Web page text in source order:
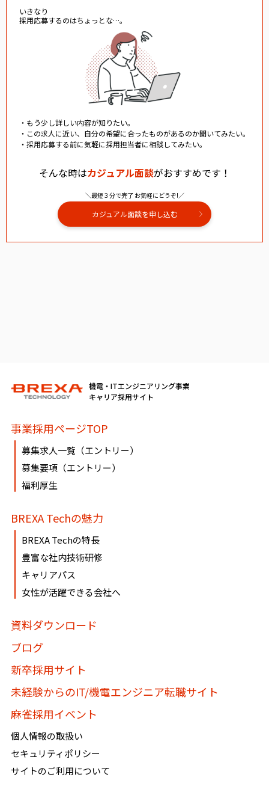
いきなり
採用応募するのはちょっとな…。
・もう少し詳しい内容が知りたい。
・この求人に近い、自分の希望に合ったものがあるのか聞いてみたい。
・採用応募する前に気軽に採用担当者に相談してみたい。
そんな時はカジュアル面談がおすすめです！
＼最短３分で完了 お気軽にどうぞ!／
カジュアル面談を申し込む
機電・ITエンジニアリング事業
キャリア採用サイト
事業採用ページTOP
募集求人一覧（エントリー）
募集要項（エントリー）
福利厚生
BREXA Techの魅力
BREXA Techの特長
豊富な社内技術研修
キャリアパス
女性が活躍できる会社へ
資料ダウンロード
ブログ
新卒採用サイト
未経験からのIT/機電エンジニア転職サイト
麻雀採用イベント
個人情報の取扱い
セキュリティポリシー
サイトのご利用について